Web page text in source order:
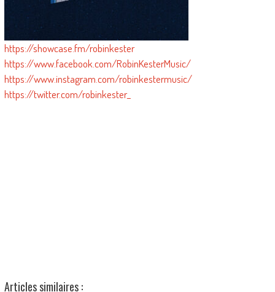
https://showcase.fm/robinkester
https://www.facebook.com/RobinKesterMusic/
https://www.instagram.com/robinkestermusic/
https://twitter.com/robinkester_
Articles similaires :